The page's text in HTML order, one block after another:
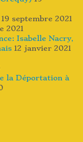
19 septembre 2021
2021
Isabelle Nacry,
12 janvier 2021
la Déportation à